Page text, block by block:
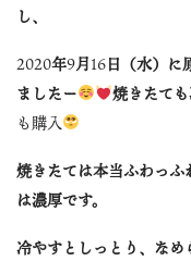
し、
2020年9月16日（水）に
ましたー
焼きたて
も購入
焼きたては本当ふわっ
は濃厚です。
冷やすとしっとり、な